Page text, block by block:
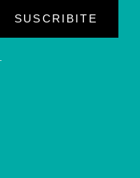
SUSCRIBITE